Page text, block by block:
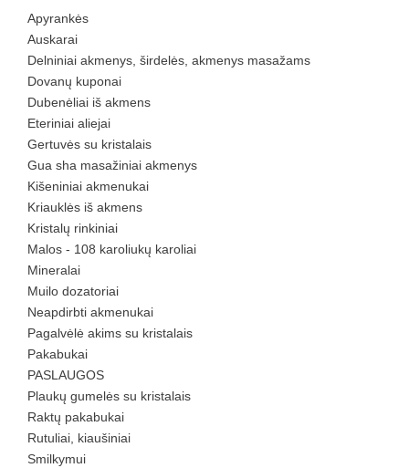
Apyrankės
Auskarai
Delniniai akmenys, širdelės, akmenys masažams
Dovanų kuponai
Dubenėliai iš akmens
Eteriniai aliejai
Gertuvės su kristalais
Gua sha masažiniai akmenys
Kišeniniai akmenukai
Kriauklės iš akmens
Kristalų rinkiniai
Malos - 108 karoliukų karoliai
Mineralai
Muilo dozatoriai
Neapdirbti akmenukai
Pagalvėlė akims su kristalais
Pakabukai
PASLAUGOS
Plaukų gumelės su kristalais
Raktų pakabukai
Rutuliai, kiaušiniai
Smilkymui